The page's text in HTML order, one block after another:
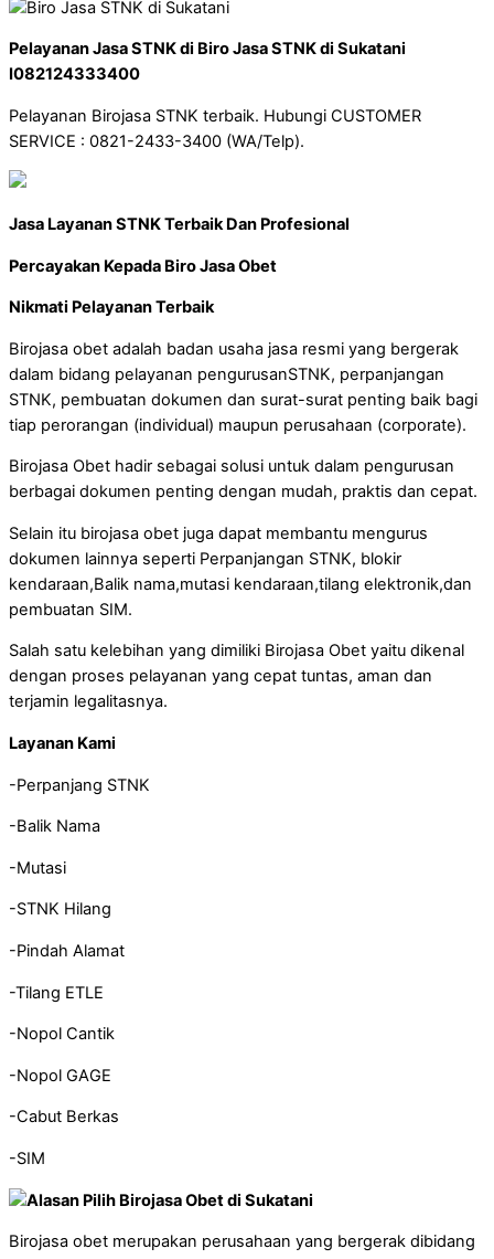
Pelayanan Jasa STNK di Biro Jasa STNK di Sukatani
I082124333400
Pelayanan Birojasa STNK terbaik. Hubungi CUSTOMER
SERVICE : 0821-2433-3400 (WA/Telp).
Jasa Layanan STNK Terbaik Dan Profesional
Percayakan Kepada Biro Jasa Obet
Nikmati Pelayanan Terbaik
Birojasa obet adalah badan usaha jasa resmi yang bergerak
dalam bidang pelayanan pengurusanSTNK, perpanjangan
STNK, pembuatan dokumen dan surat-surat penting baik bagi
tiap perorangan (individual) maupun perusahaan (corporate).
Birojasa Obet hadir sebagai solusi untuk dalam pengurusan
berbagai dokumen penting dengan mudah, praktis dan cepat.
Selain itu birojasa obet juga dapat membantu mengurus
dokumen lainnya seperti Perpanjangan STNK, blokir
kendaraan,Balik nama,mutasi kendaraan,tilang elektronik,dan
pembuatan SIM.
Salah satu kelebihan yang dimiliki Birojasa Obet yaitu dikenal
dengan proses pelayanan yang cepat tuntas, aman dan
terjamin legalitasnya.
Layanan Kami
-Perpanjang STNK
-Balik Nama
-Mutasi
-STNK Hilang
-Pindah Alamat
-Tilang ETLE
-Nopol Cantik
-Nopol GAGE
-Cabut Berkas
-SIM
Alasan Pilih Birojasa Obet di Sukatani
Birojasa obet merupakan perusahaan yang bergerak dibidang